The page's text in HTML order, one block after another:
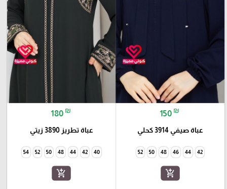
150 ₪
عباة صيفي 3914 كحلي
42
44
46
48
50
52
add_shopping_cart
180 ₪
عباة تطريز 3890 زيتي
40
42
44
48
50
52
54
add_shopping_cart